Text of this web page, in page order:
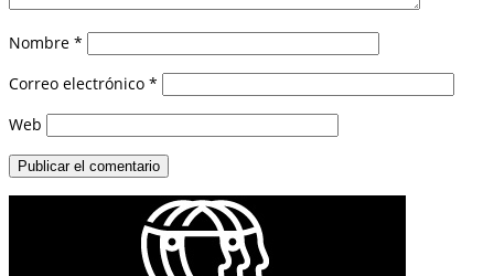
Nombre *
Correo electrónico *
Web